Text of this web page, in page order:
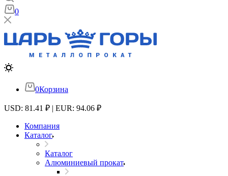
0
0Корзина
USD: 81.41 ₽ | EUR: 94.06 ₽
Компания
Каталог
Каталог
Алюминиевый прокат